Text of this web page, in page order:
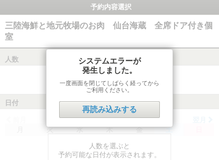
予約内容選択
三陸海鮮と地元牧場のお肉 仙台海蔵 全席ドア付き個
室
人数
日付
火 水 木 金 土
人数を選ぶと
予約可能な日付が表示されます。
システムエラーが
発生しました。
一度画面を閉じてしばらく経ってから
ご利用ください。
再読み込みする